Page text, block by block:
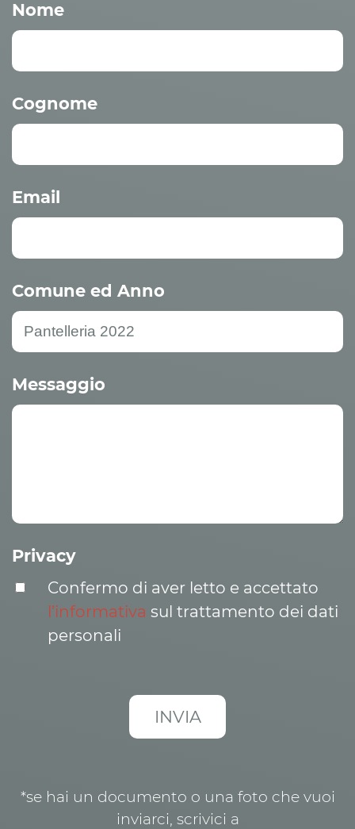
Nome
Cognome
Email
Comune ed Anno
Messaggio
Privacy
Confermo di aver letto e accettato
l’informativa sul trattamento dei dati
personali
*se hai un documento o una foto che vuoi
inviarci, scrivici a